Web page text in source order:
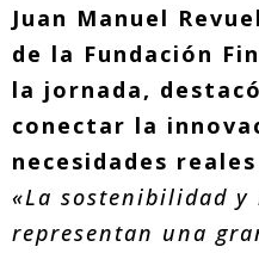
Juan Manuel
de la Fundación
la jornada,
conectar la
necesidades
«La sostenibilidad
representan una